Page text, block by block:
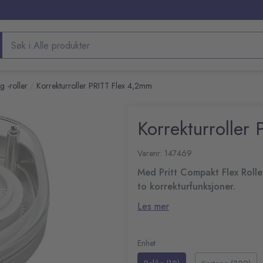
Søk etter produkter
-roller Korrekturroller PRITT Flex 4,2mm
Korrekturroller
Varenr: 147469
Med Pritt Compakt Flex
to korrekturfunksjoner.
Pritt Compact Flex Roller-
markeringer i dokumentene
samme. Det er lett å se når
Dette produktet har en
Dobbeltfunksjon: Dra for
Les mer
Enhet